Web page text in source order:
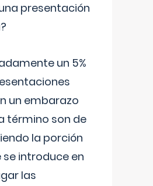
presentación
un 5%
un embarazo
término son de
la porción
introduce en
las